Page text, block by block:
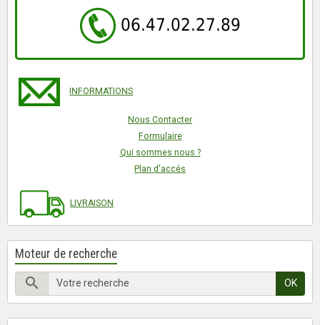
06.47.02.27.89
INFORMATIONS
Nous Contacter
Formulaire
Qui sommes nous ?
Plan d'accés
LIVRAISON
Moteur de recherche
OK